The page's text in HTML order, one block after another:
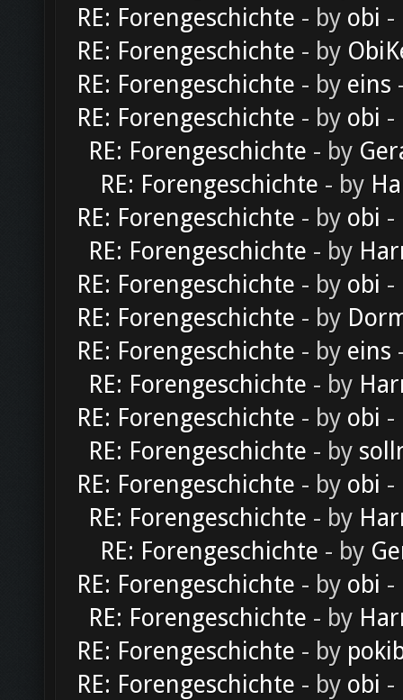
RE: Forengeschichte - by obi -
RE: Forengeschichte - by
RE: Forengeschichte - by eins
RE: Forengeschichte - by obi -
RE: Forengeschichte - by
RE: Forengeschichte - by
RE: Forengeschichte - by obi -
RE: Forengeschichte - by
RE: Forengeschichte - by obi -
RE: Forengeschichte - by
RE: Forengeschichte - by eins
RE: Forengeschichte - by
RE: Forengeschichte - by obi -
RE: Forengeschichte - by
RE: Forengeschichte - by obi -
RE: Forengeschichte - by
RE: Forengeschichte - by
RE: Forengeschichte - by obi -
RE: Forengeschichte - by
RE: Forengeschichte - by
RE: Forengeschichte - by obi -